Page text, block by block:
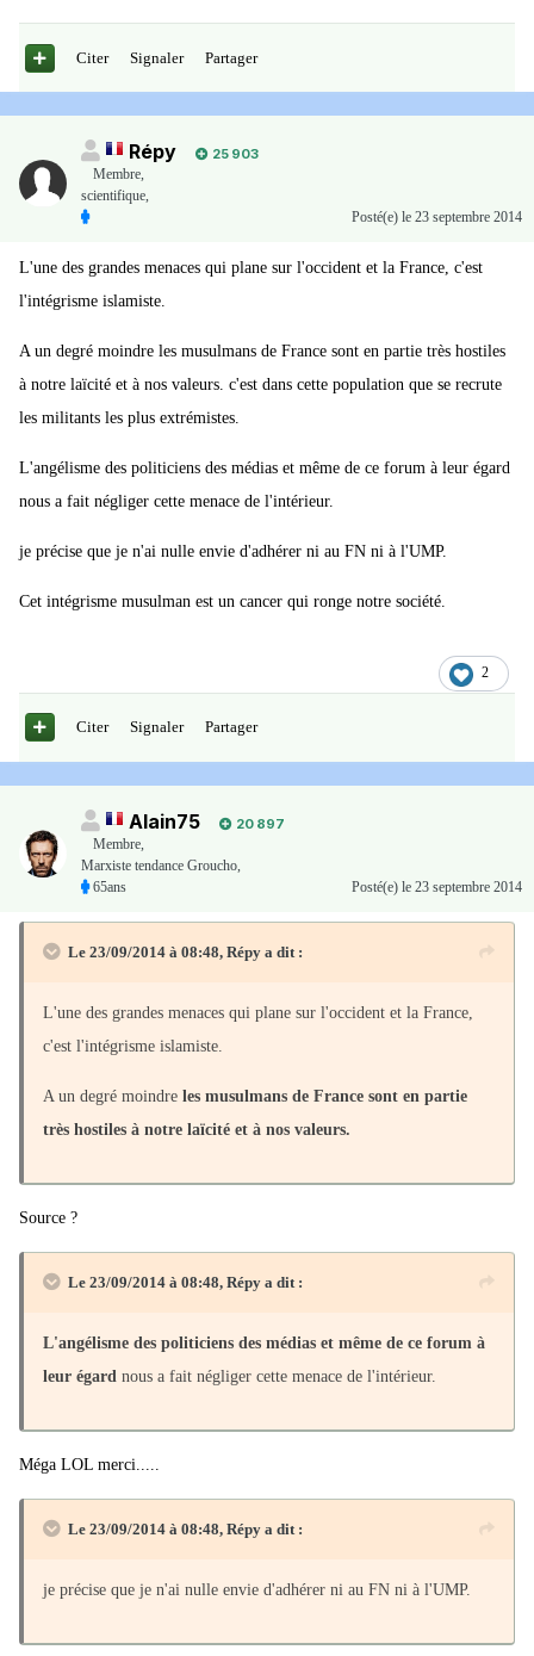
Citer Signaler Partager
Répy
25 903
Membre,
scientifique,
Posté(e) le 23 septembre 2014
L'une des grandes menaces qui plane sur l'occident et la France, c'est
l'intégrisme islamiste.
A un degré moindre les musulmans de France sont en partie très hostiles
à notre laïcité et à nos valeurs. c'est dans cette population que se recrute
les militants les plus extrémistes.
L'angélisme des politiciens des médias et même de ce forum à leur égard
nous a fait négliger cette menace de l'intérieur.
je précise que je n'ai nulle envie d'adhérer ni au FN ni à l'UMP.
Cet intégrisme musulman est un cancer qui ronge notre société.
2
Citer Signaler Partager
Alain75
20 897
Membre
Marxiste tendance Groucho,
65ans
Posté(e) le 23 septembre 2014
Le 23/09/2014 à 08:48, Répy a dit :
L'une des grandes menaces qui plane sur l'occident et la France,
c'est l'intégrisme islamiste.
A un degré moindre les musulmans de France sont en partie
très hostiles à notre laïcité et à nos valeurs.
Source ?
Le 23/09/2014 à 08:48, Répy a dit :
L'angélisme des politiciens des médias et même de ce forum à
leur égard nous a fait négliger cette menace de l'intérieur.
Méga LOL merci.....
Le 23/09/2014 à 08:48, Répy a dit :
je précise que je n'ai nulle envie d'adhérer ni au FN ni à l'UMP.